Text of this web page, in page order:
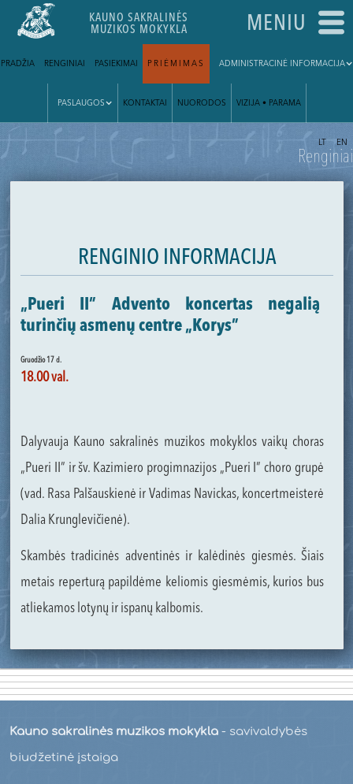
KAUNO SAKRALINĖS
MUZIKOS MOKYKLA
MENIU
PRADŽIA RENGINIAI PASIEKIMAI PRIĖMIMAS ADMINISTRACINĖ INFORMACIJA
PASLAUGOS KONTAKTAI NUORODOS VIZIJA • PARAMA
| LT EN
Renginiai
RENGINIO INFORMACIJA
„Pueri II” Advento koncertas negalią
turinčių asmenų centre „Korys”
Gruodžio 17 d.
18.00 val.
Dalyvauja Kauno sakralinės muzikos mokyklos vaikų choras
„Pueri II” ir šv. Kazimiero progimnazijos „Pueri I” choro grupė
(vad. Rasa Palšauskienė ir Vadimas Navickas, koncertmeisterė
Dalia Krunglevičienė).
Skambės tradicinės adventinės ir kalėdinės giesmės. Šiais
metais reperturą papildėme keliomis giesmėmis, kurios bus
atliekamos lotynų ir ispanų kalbomis.
Kauno sakralinės muzikos mokykla - savivaldybės
biudžetinė įstaiga